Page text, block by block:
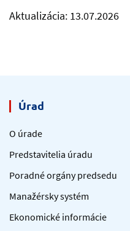
Aktualizácia: 13.07.2026
Úrad
O úrade
Predstavitelia úradu
Poradné orgány predsedu
Manažérsky systém
Ekonomické informácie